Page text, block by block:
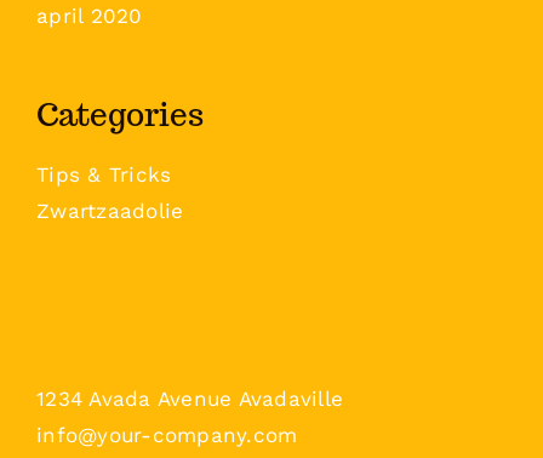
april 2020
Categories
Tips & Tricks
Zwartzaadolie
1234 Avada Avenue Avadaville
info@your-company.com